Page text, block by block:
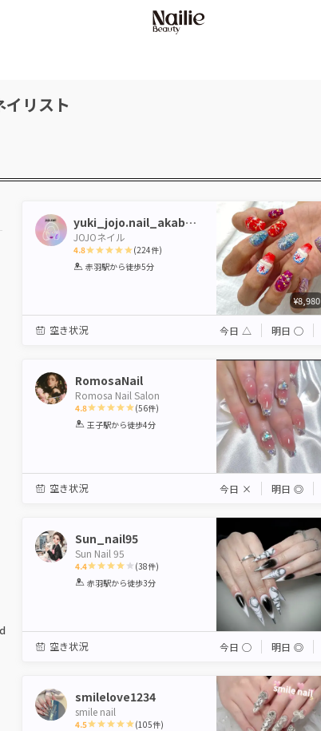
リスト
yuki_jojo.nail_akabane
JOJOネイル
4.8
1 2 3 4 5
(224件)
赤羽駅から徒歩5分
¥8,980
空き状況 今日 △ 明日 ◯
RomosaNail
Romosa Nail Salon
4.8
1 2 3 4 5
(56件)
王子駅から徒歩4分
空き状況 今日 × 明日 ◎
Sun_nail95
Sun Nail 95
4.4
1 2 3 4 5
(38件)
赤羽駅から徒歩3分
空き状況 今日 ◯ 明日 ◎
smilelove1234
smile nail
4.5 (105件)